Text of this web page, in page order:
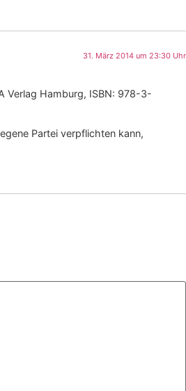
31. März 2014 um 23:30 Uhr
Verlag Hamburg, ISBN: 978-3-
Partei verpflichten kann,